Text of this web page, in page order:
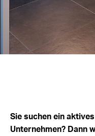
Sie suchen ein
Unternehmen? Dann